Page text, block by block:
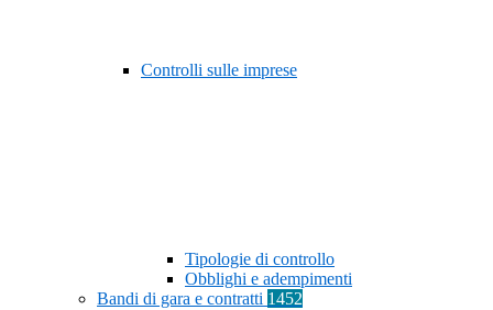
Controlli sulle imprese
Tipologie di controllo
Obblighi e adempimenti
Bandi di gara e contratti 1452